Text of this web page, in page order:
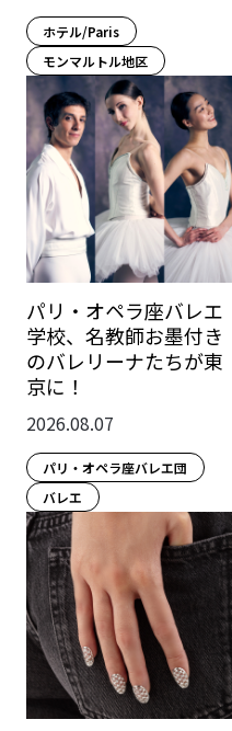
ホテル/Paris
モンマルトル地区
パリ・オペラ座バレエ
学校、名教師お墨付き
のバレリーナたちが東
京に！
2026.08.07
パリ・オペラ座バレエ団
バレエ